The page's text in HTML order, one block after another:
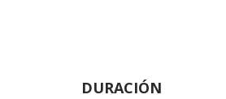
DURACIÓN